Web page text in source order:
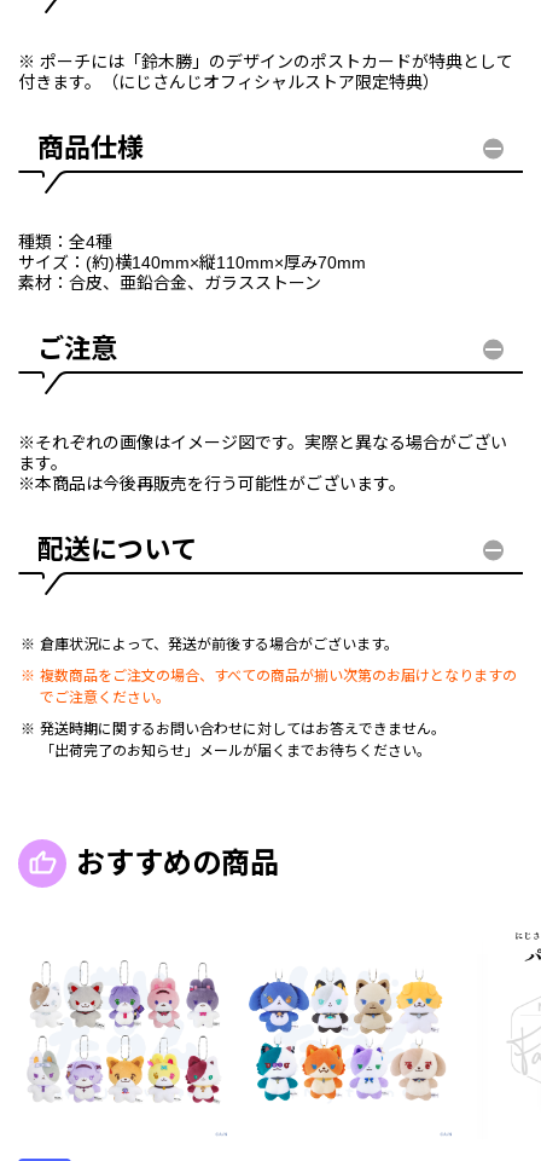
※ ポーチには「鈴木勝」のデザインのポストカードが特典として
付きます。（にじさんじオフィシャルストア限定特典）
商品仕様
種類：全4種
サイズ：(約)横140mm×縦110mm×厚み70mm
素材：合皮、亜鉛合金、ガラスストーン
ご注意
※それぞれの画像はイメージ図です。実際と異なる場合がござい
ます。
※本商品は今後再販売を行う可能性がございます。
配送について
倉庫状況によって、発送が前後する場合がございます。
複数商品をご注文の場合、すべての商品が揃い次第のお届けとなりますの
でご注意ください。
発送時期に関するお問い合わせに対してはお答えできません。
「出荷完了のお知らせ」メールが届くまでお待ちください。
おすすめの商品